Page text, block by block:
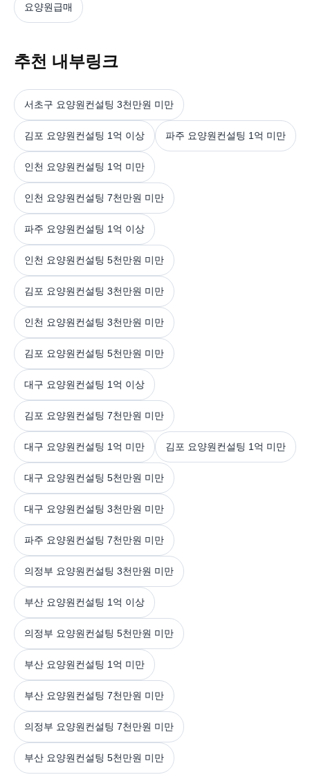
요양원급매
추천 내부링크
서초구 요양원컨설팅 3천만원 미만
김포 요양원컨설팅 1억 이상 파주 요양원컨설팅 1억 미만
인천 요양원컨설팅 1억 미만
인천 요양원컨설팅 7천만원 미만
파주 요양원컨설팅 1억 이상
인천 요양원컨설팅 5천만원 미만
김포 요양원컨설팅 3천만원 미만
인천 요양원컨설팅 3천만원 미만
김포 요양원컨설팅 5천만원 미만
대구 요양원컨설팅 1억 이상
김포 요양원컨설팅 7천만원 미만
대구 요양원컨설팅 1억 미만 김포 요양원컨설팅 1억 미만
대구 요양원컨설팅 5천만원 미만
대구 요양원컨설팅 3천만원 미만
파주 요양원컨설팅 7천만원 미만
의정부 요양원컨설팅 3천만원 미만
부산 요양원컨설팅 1억 이상
의정부 요양원컨설팅 5천만원 미만
부산 요양원컨설팅 1억 미만
부산 요양원컨설팅 7천만원 미만
의정부 요양원컨설팅 7천만원 미만
부산 요양원컨설팅 5천만원 미만